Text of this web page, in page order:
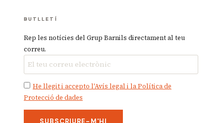
BUTLLETÍ
Rep les notícies del Grup Barnils directament al teu
correu.
He llegit i accepto l'Avís legal i la Política de
Protecció de dades